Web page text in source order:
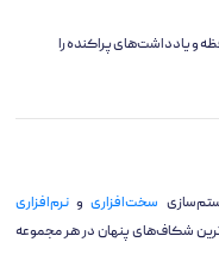
و یادداشت‌های پراکنده را
سخت‌افزاری ونرم‌افزاری
شکاف‌های پنهان در هر مجموعه